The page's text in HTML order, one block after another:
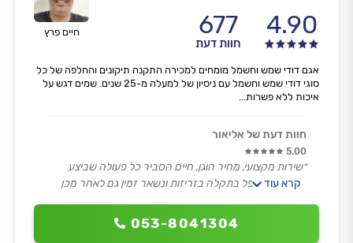
חיים פרץ 4.90
677
חוות דעת
053-8041304
אגם דודי שמש וחשמל מומחים למכירה התקנה תיקונים והחלפה של כל
סוגי דודי שמש וחשמל עם ניסיון של למעלה מ-25 שנים. שמים דגש על
איכות ללא פשרות...
חוות דעת של אליאור
5.00
״שירות מקצועי, מחיר הוגן, חיים הסביר כל פעולה שביצע
בסבלנות, טיפל בתקלה בזריזות ונשאר זמין גם לאחר מכן
קרא עוד